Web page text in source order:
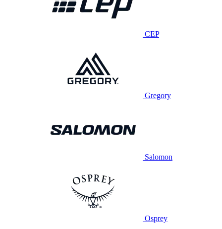
CEP
Gregory
Salomon
Osprey